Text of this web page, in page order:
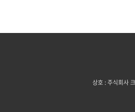
상호 : 주식회사